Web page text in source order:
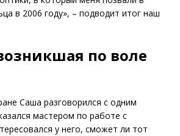
в 2006 году», – подводит итог наш
по воле
Саша разговорился с одним
мастером по работе с
у него, сможет ли тот